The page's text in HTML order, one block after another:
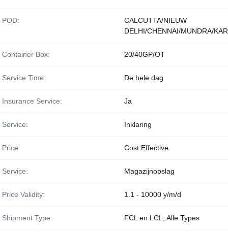
POD:
CALCUTTA/NIEUW
DELHI/CHENNAI/MUNDRA/
Container Box: 20/40GP/OT
Service Time: De hele dag
Insurance Service: Ja
Service: Inklaring
Price: Cost Effective
Service: Magazijnopslag
Price Validity: 1.1 - 10000 y/m/d
Shipment Type: FCL en LCL, Alle Types